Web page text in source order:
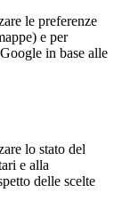
le preferenze
e per
in base alle
lo stato del
e alla
delle scelte